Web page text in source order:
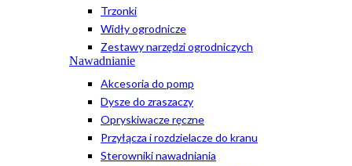
Trzonki
Widły ogrodnicze
Zestawy narzędzi ogrodniczych
Nawadnianie
Akcesoria do pomp
Dysze do zraszaczy
Opryskiwacze ręczne
Przyłącza i rozdzielacze do kranu
Sterowniki nawadniania